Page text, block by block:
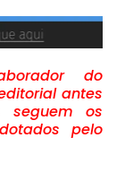
do
antes
seguem os
pelo